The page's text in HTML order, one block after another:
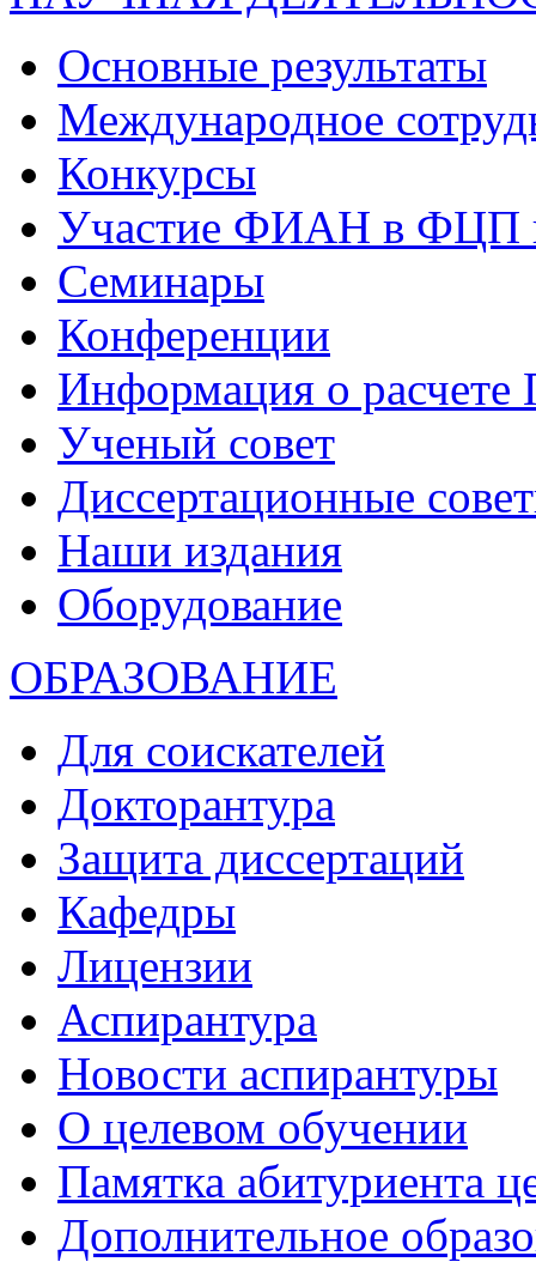
Основные результаты
Международное
Конкурсы
Участие ФИАН в ФЦП
Семинары
Конференции
Информация о
Ученый совет
Диссертационные
Наши издания
Оборудование
ОБРАЗОВАНИЕ
Для соискателей
Докторантура
Защита диссертаций
Кафедры
Лицензии
Аспирантура
Новости аспирантуры
О целевом обучении
Памятка абитуриента
Дополнительное